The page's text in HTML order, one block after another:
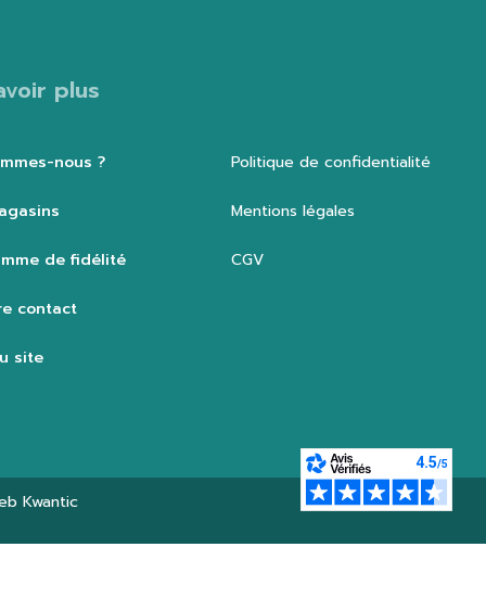
plus
nous ?
de fidélité
contact
site
Politique de confidentialité
Mentions légales
CGV
Kwantic